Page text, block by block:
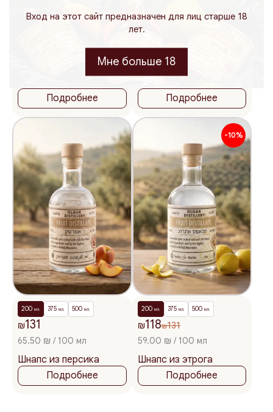
Подробнее
200
₪131
65.50 ₪ / 100 мл
Подробнее
200 мл. 375 мл. 500 мл.
₪131
65.50 ₪ / 100 мл
Шнапс из персика
Подробнее
-10%
200 мл. 375 мл. 500 мл.
₪118₪131
59.00 ₪ / 100 мл
Шнапс из этрога
Подробнее
Вход на этот сайт предназначен для лиц старше 18
лет.
Мне больше 18